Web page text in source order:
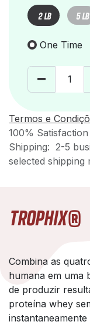
2 LB 5 LB
One Time
Termos e
100%
Shipping: 2-5
selected shipping
TROPHIX®
Combina as
humana em uma
de produzir
proteína whey